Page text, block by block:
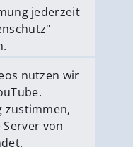
jederzeit
nutzen wir
zustimmen,
von